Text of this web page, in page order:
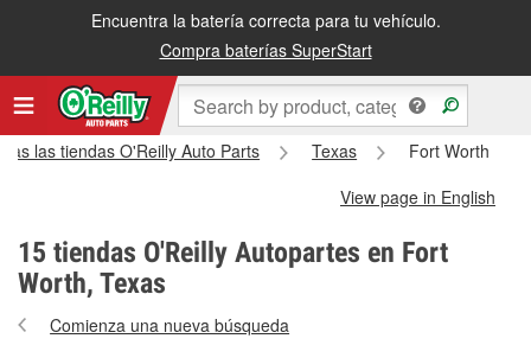
Encuentra la batería correcta para tu vehículo.
Compra baterías SuperStart
las tiendas O'Reilly Auto Parts Texas
Fort Worth
View page in English
15 tiendas O'Reilly Autopartes en Fort
Worth, Texas
Comienza una nueva búsqueda